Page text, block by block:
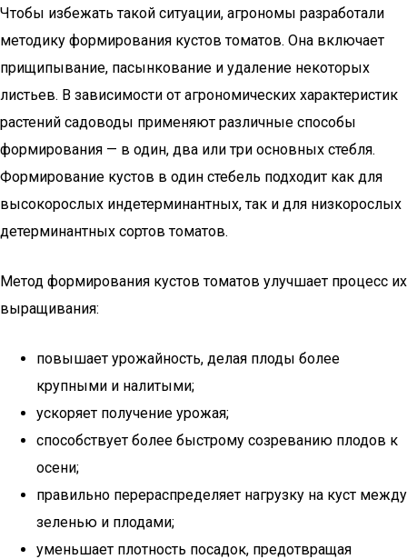
Чтобы избежать такой ситуации, агрономы разработали
методику формирования кустов томатов. Она включает
прищипывание, пасынкование и удаление некоторых
листьев. В зависимости от агрономических характеристик
растений садоводы применяют различные способы
формирования — в один, два или три основных стебля.
Формирование кустов в один стебель подходит как для
высокорослых индетерминантных, так и для низкорослых
детерминантных сортов томатов.
Метод формирования кустов томатов улучшает процесс их
выращивания:
повышает урожайность, делая плоды более
крупными и налитыми;
ускоряет получение урожая;
способствует более быстрому созреванию плодов к
осени;
правильно перераспределяет нагрузку на куст между
зеленью и плодами;
уменьшает плотность посадок, предотвращая